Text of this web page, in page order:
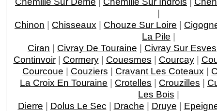
|
Chinon | Chisseaux | Chouze Sur Loire |
La Pile |
Ciran | Civray De Touraine | Civray Sur Esves
Continvoir| Cormery| Couesmes | Courcay|
Courcoue | Couziers | Cravant Les Coteaux |
La Croix En Touraine | Crotelles | Crouzilles |
Les Bois |
Dierre | Dolus Le Sec | Drache | Druye |